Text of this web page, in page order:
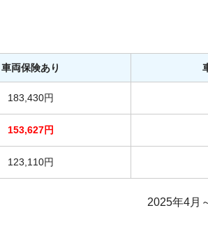
車両保険あり
183,430円
153,627円
123,110円
2025年4月